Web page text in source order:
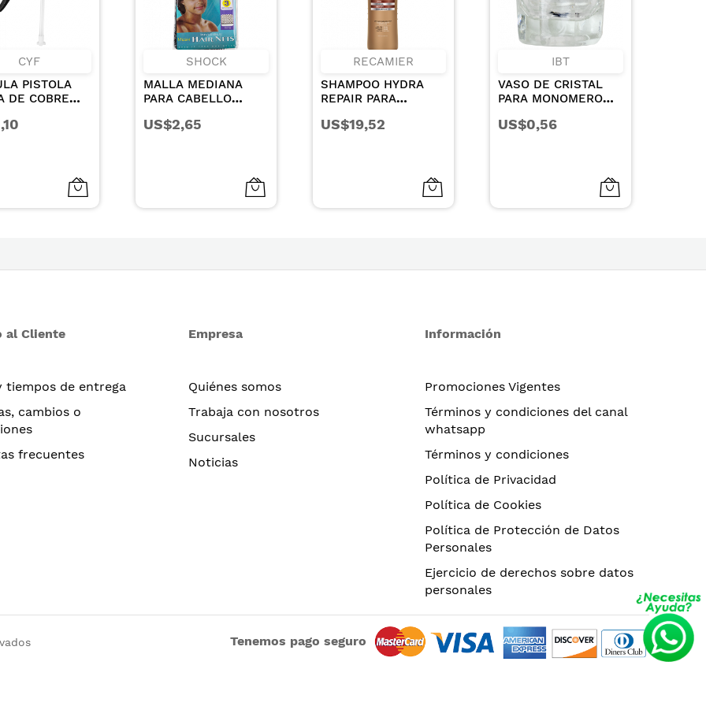
SHOCK
MEDIANA
CABELLO
RECAMIER
SHAMPOO HYDRA
REPAIR PARA
DANADOS 1000ML
US$19,52
IBT
VASO DE CRISTAL
PARA MONOMERO
US$0,56
HIDRA COLOR
OXIGENTA EN CREMA
10VOL 135ML
US$2,00
al Cliente
tiempos de entrega
cambios o
frecuentes
Empresa
Quiénes somos
Trabaja con nosotros
Sucursales
Noticias
Información
Promociones Vigentes
Términos y condiciones del canal
whatsapp
Términos y condiciones
Política de Privacidad
Política de Cookies
Política de Protección de Datos
Personales
Ejercicio de derechos sobre datos
personales
Tenemos pago seguro